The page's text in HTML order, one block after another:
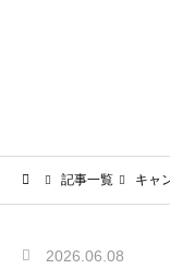
記事一覧 キャ
2026.06.08